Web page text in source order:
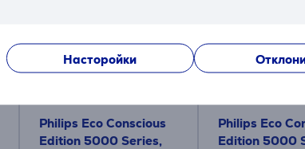
Насторойки
Philips Eco Conscious
Edition 5000 Series,
Philips Eco
Edition 5000